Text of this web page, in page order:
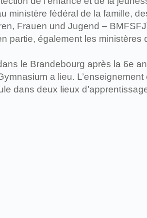
ministère fédéral de la famille,
Frauen und Jugend –
partie, également les ministères
le Brandebourg après la 6e
a lieu.
dans deux lieux